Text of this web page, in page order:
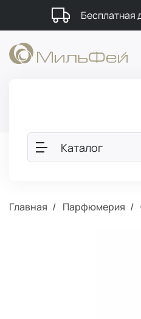
Бесплатная
Каталог
Главная Парфюмерия